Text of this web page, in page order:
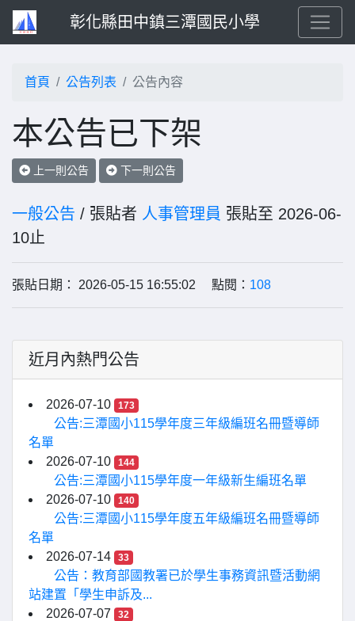
彰化縣田中鎮三潭國民小學
首頁 公告列表 公告內容
本公告已下架
上一則公告 下一則公告
一般公告 / 張貼者 人事管理員 張貼至 2026-06-
10止
張貼日期： 2026-05-15 16:55:02 點閱： 108
近月內熱門公告
2026-07-10 173
公告:三潭國小115學年度三年級編班名冊暨導師
名單
2026-07-10
144
公告:三潭國小115學年度一年級新生編班名單
2026-07-10
140
公告:三潭國小115學年度五年級編班名冊暨導師
名單
2026-07-14
33
公告：教育部國教署已於學生事務資訊暨活動網
站建置「學生申訴及...
2026-07-07
32